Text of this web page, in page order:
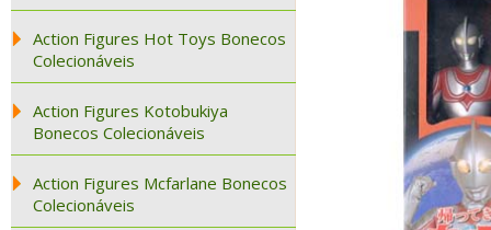
Action Figures Hot Toys Bonecos
Colecionáveis
Action Figures Kotobukiya
Bonecos Colecionáveis
Action Figures Mcfarlane Bonecos
Colecionáveis